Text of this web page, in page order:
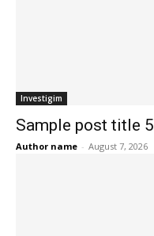
Investigim
Sample post title 5
Author name - August 7, 2026